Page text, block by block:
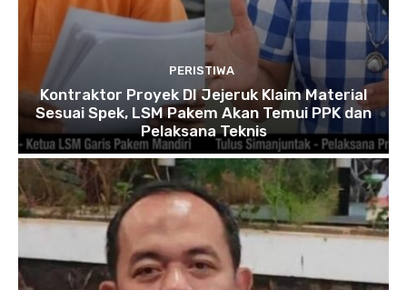
PERISTIWA
Kontraktor Proyek DI Jejeruk Klaim Material
Sesuai Spek, LSM Pakem Akan Temui PPK dan
Pelaksana Teknis